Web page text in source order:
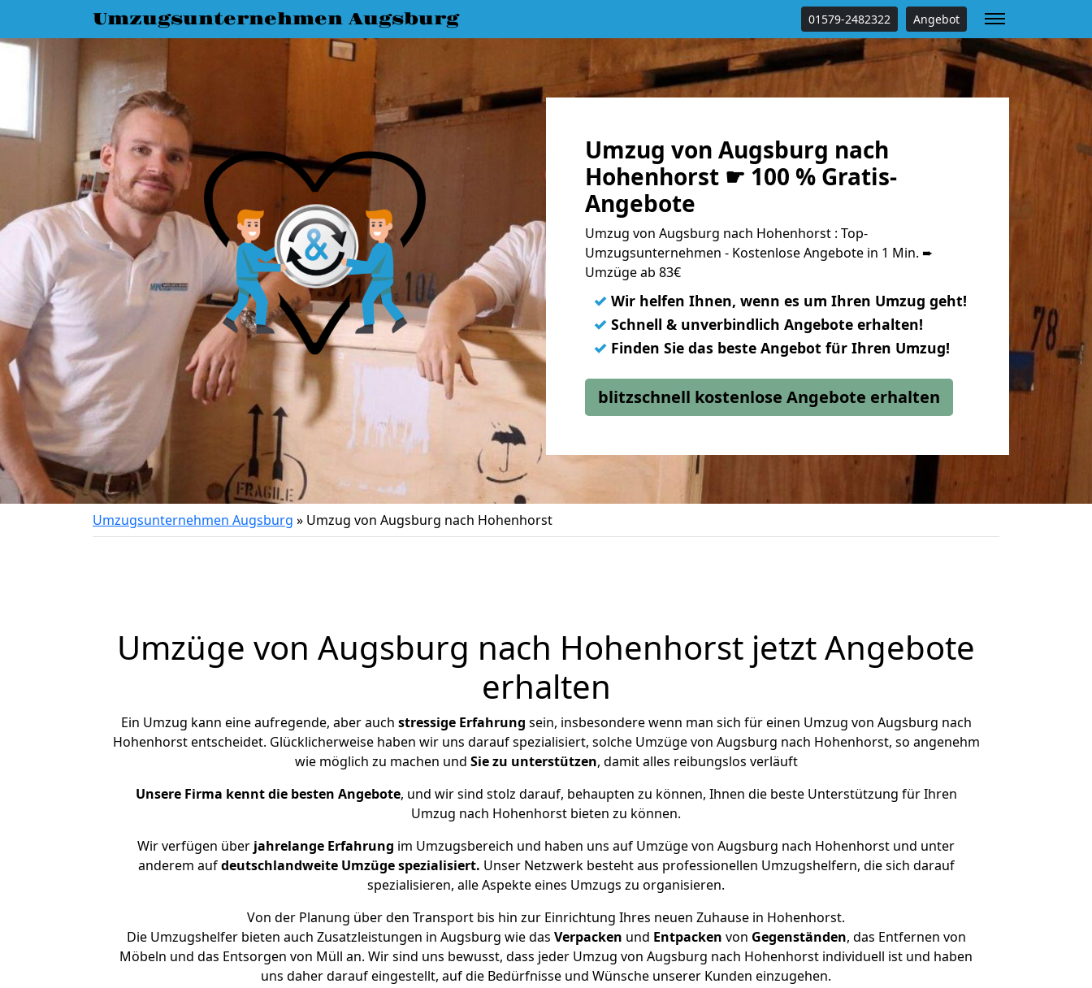
Umzugsunternehmen Augsburg 01579-2482322 Angebot
Umzug von Augsburg nach
Hohenhorst ☛ 100 % Gratis-
Angebote
Umzug von Augsburg nach Hohenhorst : Top-
Umzugsunternehmen - Kostenlose Angebote in 1 Min. ➨
Umzüge ab 83€
✓ Wir helfen Ihnen, wenn es um Ihren Umzug geht!
✓ Schnell & unverbindlich Angebote erhalten!
✓ Finden Sie das beste Angebot für Ihren Umzug!
blitzschnell kostenlose Angebote erhalten
Umzugsunternehmen Augsburg » Umzug von Augsburg nach Hohenhorst
Umzüge von Augsburg nach Hohenhorst jetzt Angebote
erhalten
Ein Umzug kann eine aufregende, aber auch stressige Erfahrung sein, insbesondere wenn man sich für einen Umzug von Augsburg nach
Hohenhorst entscheidet. Glücklicherweise haben wir uns darauf spezialisiert, solche Umzüge von Augsburg nach Hohenhorst, so angenehm
wie möglich zu machen und Sie zu unterstützen, damit alles reibungslos verläuft
Unsere Firma kennt die besten Angebote, und wir sind stolz darauf, behaupten zu können, Ihnen die beste Unterstützung für Ihren
Umzug nach Hohenhorst bieten zu können.
Wir verfügen über jahrelange Erfahrung im Umzugsbereich und haben uns auf Umzüge von Augsburg nach Hohenhorst und unter
anderem aufdeutschlandweite Umzüge spezialisiert. Unser Netzwerk besteht aus professionellen Umzugshelfern, die sich darauf
spezialisieren, alle Aspekte eines Umzugs zu organisieren.
Von der Planung über den Transport bis hin zur Einrichtung Ihres neuen Zuhause in Hohenhorst.
Die Umzugshelfer bieten auch Zusatzleistungen in Augsburg wie das Verpacken und Entpacken von Gegenständen, das Entfernen von
Möbeln und das Entsorgen von Müll an. Wir sind uns bewusst, dass jeder Umzug von Augsburg nach Hohenhorst individuell ist und haben
uns daher darauf eingestellt, auf die Bedürfnisse und Wünsche unserer Kunden einzugehen.